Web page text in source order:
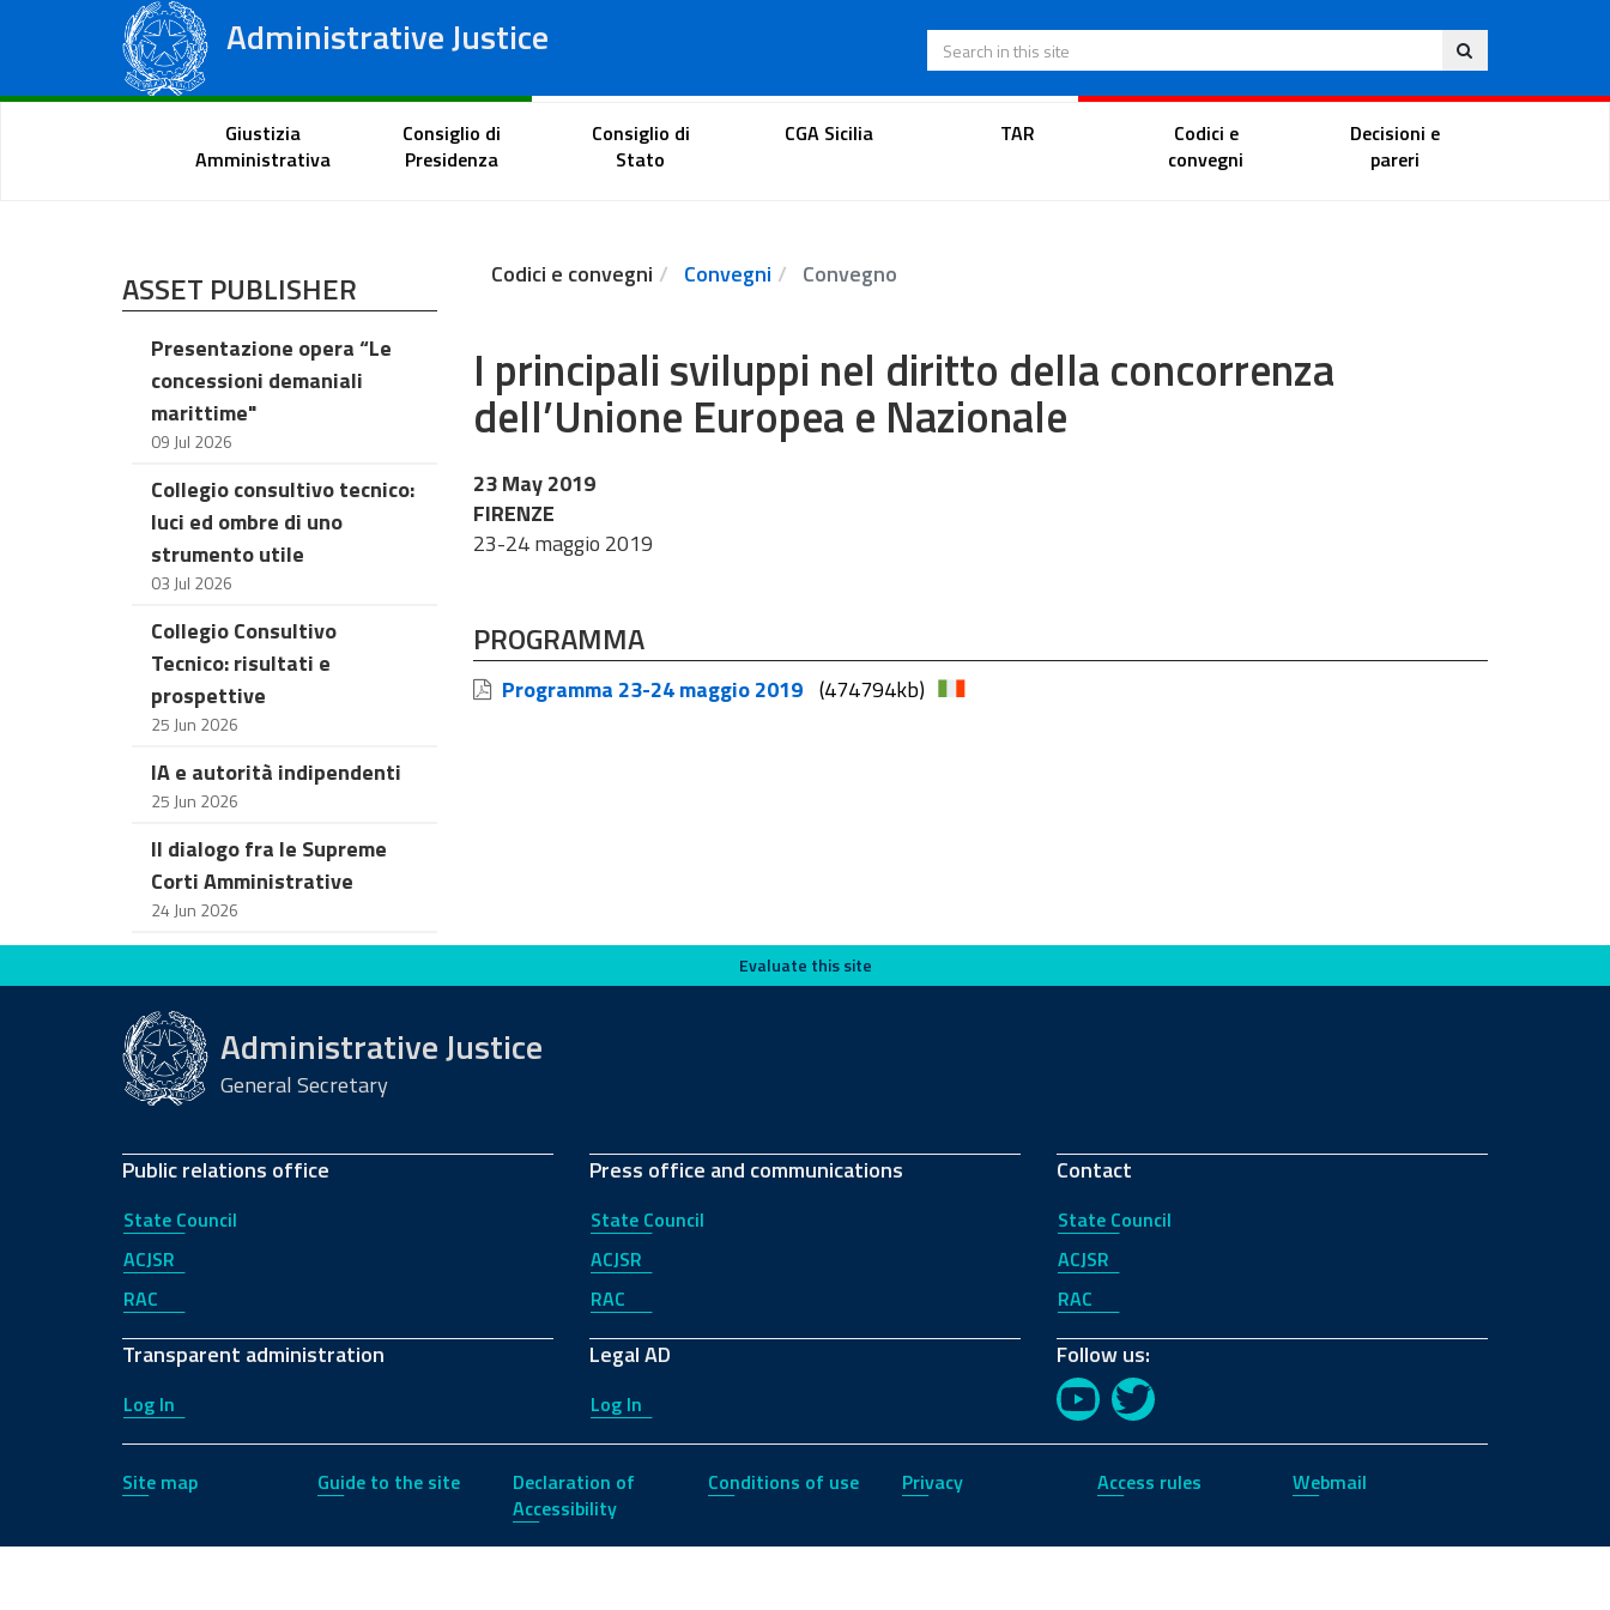
Administrative Justice
Regional Administrative Courts
Eng
Search in this site
Citizen Portal Lawyer's portal Magistrate Portal
Giustizia
Amministrativa
Consiglio di
Presidenza
Consiglio di
Stato
CGA Sicilia TAR
Codici e
convegni
Decisioni e
pareri
ASSET PUBLISHER
Presentazione opera “Le
concessioni demaniali
marittime"
09 Jul 2026
Collegio consultivo tecnico:
luci ed ombre di uno
strumento utile
03 Jul 2026
Collegio Consultivo
Tecnico: risultati e
prospettive
25 Jun 2026
IA e autorità indipendenti
25 Jun 2026
Il dialogo fra le Supreme
Corti Amministrative
24 Jun 2026
Codici e convegni Convegni Convegno
I principali sviluppi nel diritto della concorrenza
dell’Unione Europea e Nazionale
23 May 2019
FIRENZE
23-24 maggio 2019
PROGRAMMA
Programma 23-24 maggio 2019 (474794kb)
Evaluate this site Evaluate this site
Administrative Justice
General Secretary
Public relations office
State Council
ACJSR
RAC
Transparent administration
Log In
Press office and communications
State Council
ACJSR
RAC
Legal AD
Log In
Contact
State Council
ACJSR
RAC
Follow us:
YouTubeTwitter
Site map Guide to the site
Declaration of
Accessibility
Conditions of use Privacy Access rules Webmail